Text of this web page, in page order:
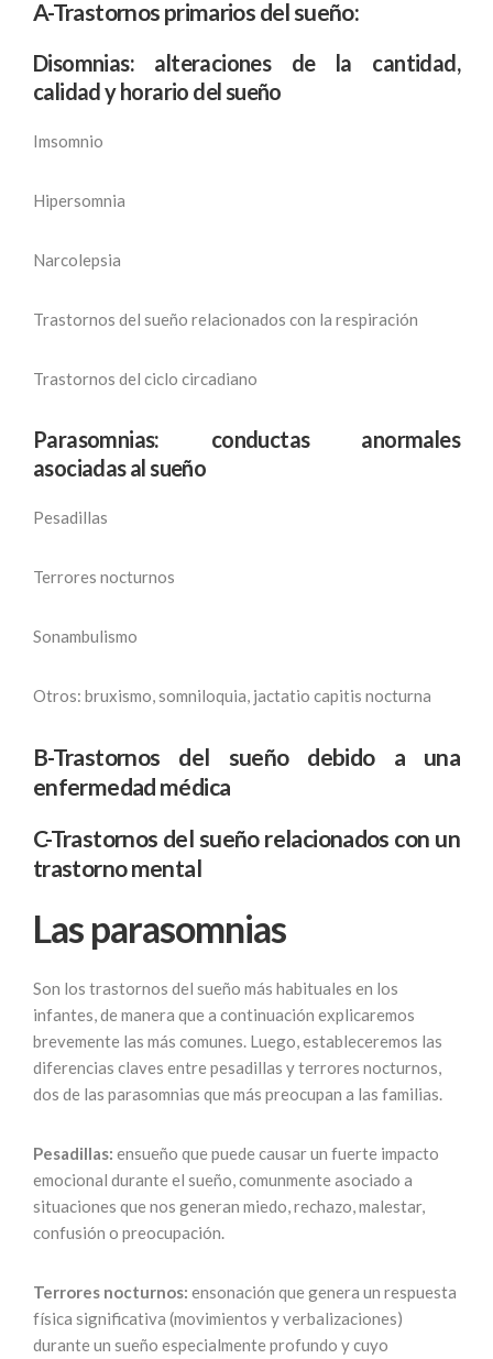
A-Trastornos primarios del sueño:
Disomnias: alteraciones de la cantidad,
calidad y horario del sueño
Imsomnio
Hipersomnia
Narcolepsia
Trastornos del sueño relacionados con la respiración
Trastornos del ciclo circadiano
Parasomnias: conductas anormales
asociadas al sueño
Pesadillas
Terrores nocturnos
Sonambulismo
Otros: bruxismo, somniloquia, jactatio capitis nocturna
B-Trastornos del sueño debido a una
enfermedad médica
C-Trastornos del sueño relacionados con un
trastorno mental
Las parasomnias
Son los trastornos del sueño más habituales en los
infantes, de manera que a continuación explicaremos
brevemente las más comunes. Luego, estableceremos las
diferencias claves entre pesadillas y terrores nocturnos,
dos de las parasomnias que más preocupan a las familias.
Pesadillas: ensueño que puede causar un fuerte impacto
emocional durante el sueño, comunmente asociado a
situaciones que nos generan miedo, rechazo, malestar,
confusión o preocupación.
Terrores nocturnos: ensonación que genera un respuesta
física significativa (movimientos y verbalizaciones)
durante un sueño especialmente profundo y cuyo